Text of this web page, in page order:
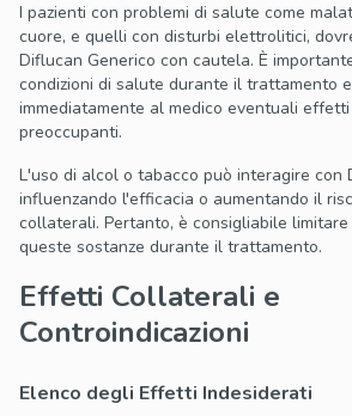
I pazienti con problemi di salute come
cuore, e quelli con disturbi elettrolitici,
Diflucan Generico con cautela. È
condizioni di salute durante il trattamento
immediatamente al medico eventuali
preoccupanti.
L'uso di alcol o tabacco può interagire con
influenzando l'efficacia o aumentando il
collaterali. Pertanto, è consigliabile
queste sostanze durante il trattamento.
Effetti Collaterali e
Controindicazioni
Elenco degli Effetti Indesiderati